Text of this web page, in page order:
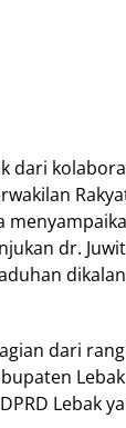
dari
dr.
dari
Lebak